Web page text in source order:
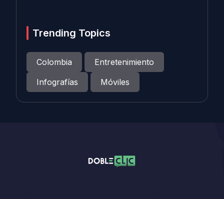
Trending Topics
Colombia
Entretenimiento
Infografías
Móviles